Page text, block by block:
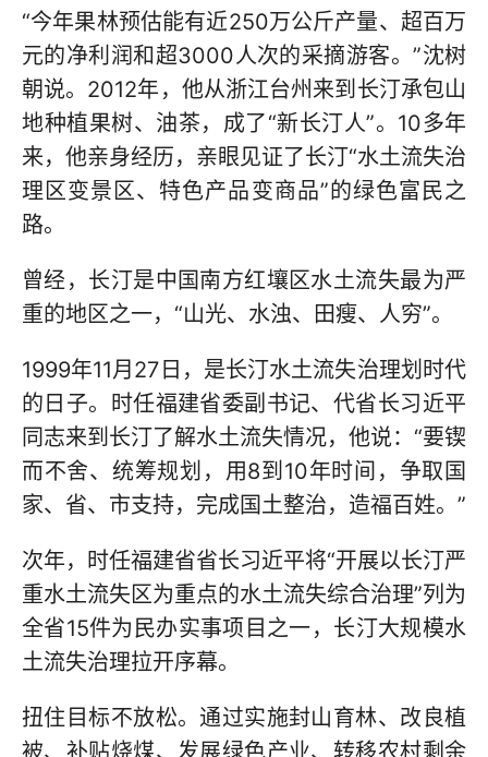
“今年果林预估能有近250万公斤产量、超百万
元的净利润和超3000人次的采摘游客。”沈树
朝说。2012年，他从浙江台州来到长汀承包山
地种植果树、油茶，成了“新长汀人”。10多年
来，他亲身经历，亲眼见证了长汀“水土流失治
理区变景区、特色产品变商品”的绿色富民之
路。
曾经，长汀是中国南方红壤区水土流失最为严
重的地区之一，“山光、水浊、田瘦、人穷”。
1999年11月27日，是长汀水土流失治理划时代
的日子。时任福建省委副书记、代省长习近平
同志来到长汀了解水土流失情况，他说：“要锲
而不舍、统筹规划，用8到10年时间，争取国
家、省、市支持，完成国土整治，造福百姓。”
次年，时任福建省省长习近平将“开展以长汀严
重水土流失区为重点的水土流失综合治理”列为
全省15件为民办实事项目之一，长汀大规模水
土流失治理拉开序幕。
扭住目标不放松。通过实施封山育林、改良植